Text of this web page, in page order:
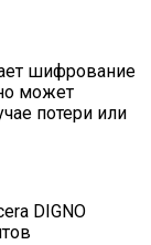
шифрование
может
потери или